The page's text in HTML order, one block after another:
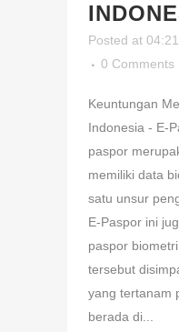
Posted at
0 Comments
Keuntungan
Indonesia - E-
paspor
memiliki data
satu unsur
E-Paspor ini
paspor
tersebut
yang tertanam
berada di...